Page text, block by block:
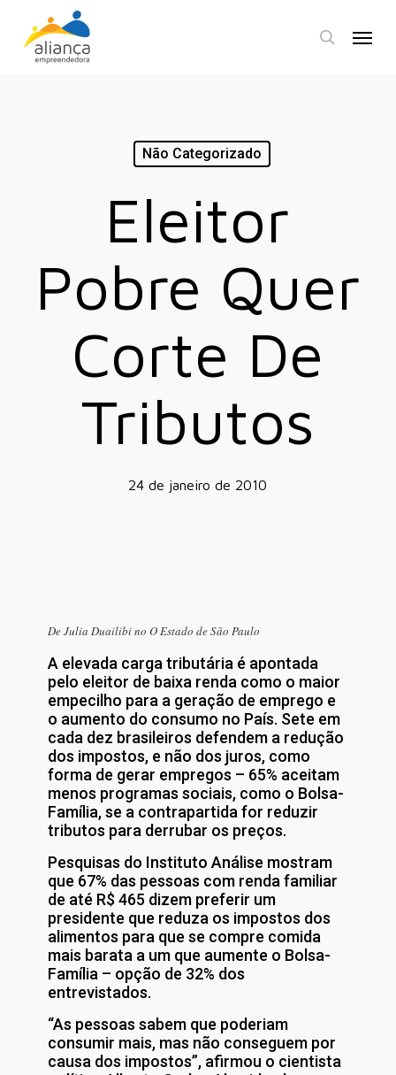
search
Não Categorizado
Eleitor
Pobre Quer
Corte De
Tributos
24 de janeiro de 2010
De Julia Duailibi no O Estado de São Paulo
A elevada carga tributária é apontada
pelo eleitor de baixa renda como o maior
empecilho para a geração de emprego e
o aumento do consumo no País. Sete em
cada dez brasileiros defendem a redução
dos impostos, e não dos juros, como
forma de gerar empregos – 65% aceitam
menos programas sociais, como o Bolsa-
Família, se a contrapartida for reduzir
tributos para derrubar os preços.
Pesquisas do Instituto Análise mostram
que 67% das pessoas com renda familiar
de até R$ 465 dizem preferir um
presidente que reduza os impostos dos
alimentos para que se compre comida
mais barata a um que aumente o Bolsa-
Família – opção de 32% dos
entrevistados.
“As pessoas sabem que poderiam
consumir mais, mas não conseguem por
causa dos impostos”, afirmou o cientista